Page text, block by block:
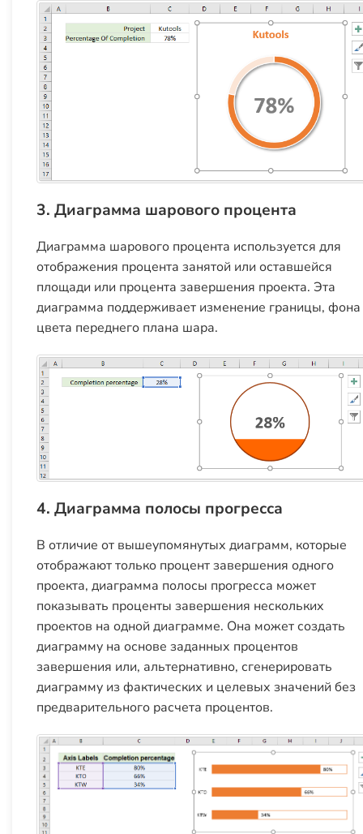
3. Диаграмма шарового процента
Диаграмма шарового процента используется для
отображения процента занятой или оставшейся
площади или процента завершения проекта. Эта
диаграмма поддерживает изменение границы, фона
цвета переднего плана шара.
4. Диаграмма полосы прогресса
В отличие от вышеупомянутых диаграмм, которые
отображают только процент завершения одного
проекта, диаграмма полосы прогресса может
показывать проценты завершения нескольких
проектов на одной диаграмме. Она может создать
диаграмму на основе заданных процентов
завершения или, альтернативно, сгенерировать
диаграмму из фактических и целевых значений без
предварительного расчета процентов.